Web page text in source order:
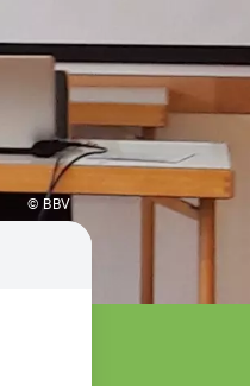
© BBV